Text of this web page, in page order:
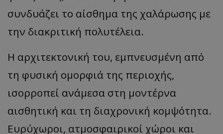
συνδυάζει το αίσθημα της χαλάρωσης με
την διακριτική πολυτέλεια.
Η αρχιτεκτονική του, εμπνευσμένη από
τη φυσική ομορφιά της περιοχής,
ισορροπεί ανάμεσα στη μοντέρνα
αισθητική και τη διαχρονική κομψότητα.
Ευρύχωροι, ατμοσφαιρικοί χώροι και